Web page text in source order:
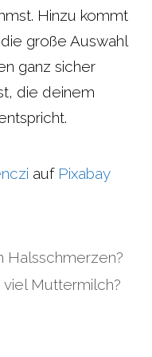
Hinzu kommt
große Auswahl
ganz sicher
die deinem
auf Pixabay
Halsschmerzen?
Muttermilch?